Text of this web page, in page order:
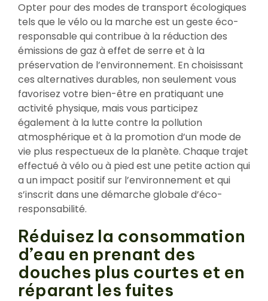
Opter pour des modes de transport écologiques
tels que le vélo ou la marche est un geste éco-
responsable qui contribue à la réduction des
émissions de gaz à effet de serre et à la
préservation de l’environnement. En choisissant
ces alternatives durables, non seulement vous
favorisez votre bien-être en pratiquant une
activité physique, mais vous participez
également à la lutte contre la pollution
atmosphérique et à la promotion d’un mode de
vie plus respectueux de la planète. Chaque trajet
effectué à vélo ou à pied est une petite action qui
a un impact positif sur l’environnement et qui
s’inscrit dans une démarche globale d’éco-
responsabilité.
Réduisez la consommation
d’eau en prenant des
douches plus courtes et en
réparant les fuites